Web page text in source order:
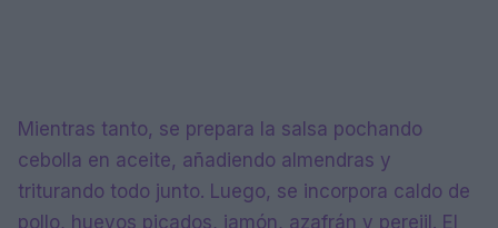
Mientras tanto, se prepara la salsa pochando
cebolla en aceite, añadiendo almendras y
triturando todo junto. Luego, se incorpora caldo de
pollo, huevos picados, jamón, azafrán y perejil. El